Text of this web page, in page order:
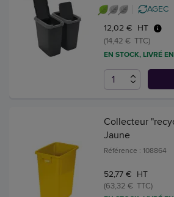
AGEC
12,02 € HT
(14,42 € TTC)
EN STOCK, LIVRÉ
Collecteur
Jaune
Référence : 108864
52,77 € HT
(63,32 € TTC)